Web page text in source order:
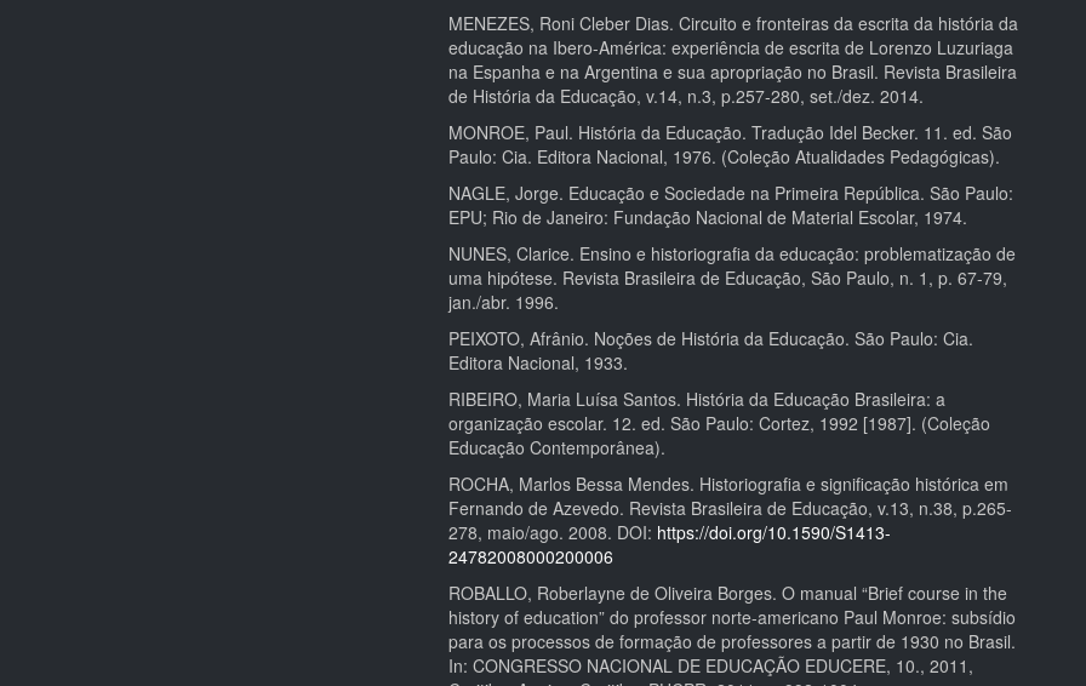
MENEZES, Roni Cleber Dias. Circuito e fronteiras da escrita da história da
educação na Ibero-América: experiência de escrita de Lorenzo Luzuriaga
na Espanha e na Argentina e sua apropriação no Brasil. Revista Brasileira
de História da Educação, v.14, n.3, p.257-280, set./dez. 2014.
MONROE, Paul. História da Educação. Tradução Idel Becker. 11. ed. São
Paulo: Cia. Editora Nacional, 1976. (Coleção Atualidades Pedagógicas).
NAGLE, Jorge. Educação e Sociedade na Primeira República. São Paulo:
EPU; Rio de Janeiro: Fundação Nacional de Material Escolar, 1974.
NUNES, Clarice. Ensino e historiografia da educação: problematização de
uma hipótese. Revista Brasileira de Educação, São Paulo, n. 1, p. 67-79,
jan./abr. 1996.
PEIXOTO, Afrânio. Noções de História da Educação. São Paulo: Cia.
Editora Nacional, 1933.
RIBEIRO, Maria Luísa Santos. História da Educação Brasileira: a
organização escolar. 12. ed. São Paulo: Cortez, 1992 [1987]. (Coleção
Educação Contemporânea).
ROCHA, Marlos Bessa Mendes. Historiografia e significação histórica em
Fernando de Azevedo. Revista Brasileira de Educação, v.13, n.38, p.265-
278, maio/ago. 2008. DOI: https://doi.org/10.1590/S1413-
24782008000200006
ROBALLO, Roberlayne de Oliveira Borges. O manual “Brief course in the
history of education” do professor norte-americano Paul Monroe: subsídio
para os processos de formação de professores a partir de 1930 no Brasil.
In: CONGRESSO NACIONAL DE EDUCAÇÃO EDUCERE, 10., 2011,